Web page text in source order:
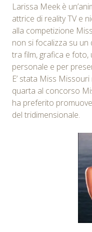
Larissa Meek è
attrice di reality TV e
alla competizione
non si focalizza su
tra film, grafica e
personale e per
E’ stata Miss
quarta al concorso
ha preferito
del tridimensionale.